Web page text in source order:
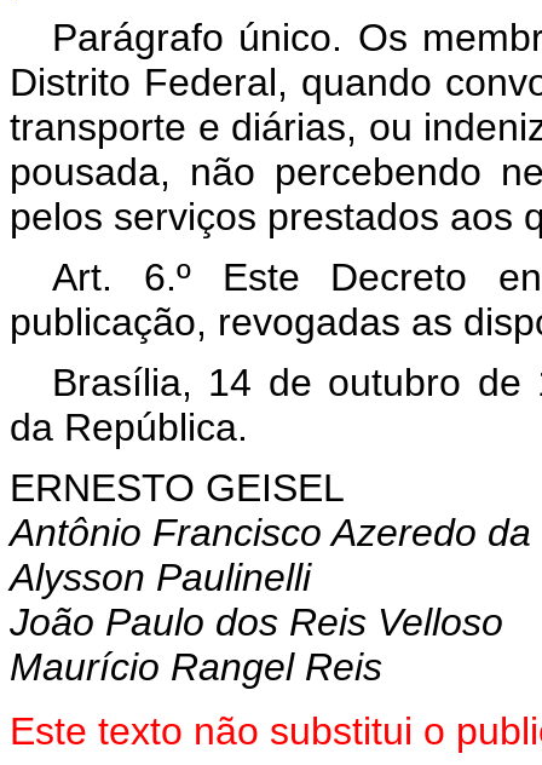
Parágrafo único. Os
Distrito Federal, quando
transporte e diárias, ou
pousada, não percebendo
pelos serviços prestados aos
Art. 6.º Este Decreto
publicação, revogadas as
Brasília, 14 de outubro de
da República.
ERNESTO GEISEL
Antônio Francisco Azeredo da
Alysson Paulinelli
João Paulo dos Reis Velloso
Maurício Rangel Reis
Este texto não substitui o